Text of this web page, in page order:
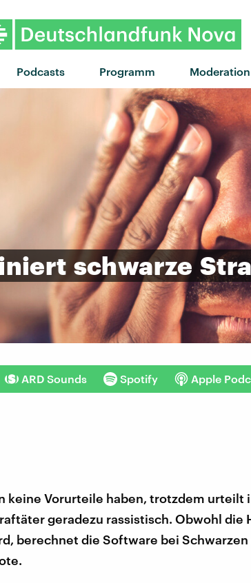
Podcasts Programm Moderation
schwarze
ARD Sounds Spotify Apple
keine Vorurteile haben, trotzdem urteilt
geradezu rassistisch. Obwohl die
berechnet die Software bei Schwarzen